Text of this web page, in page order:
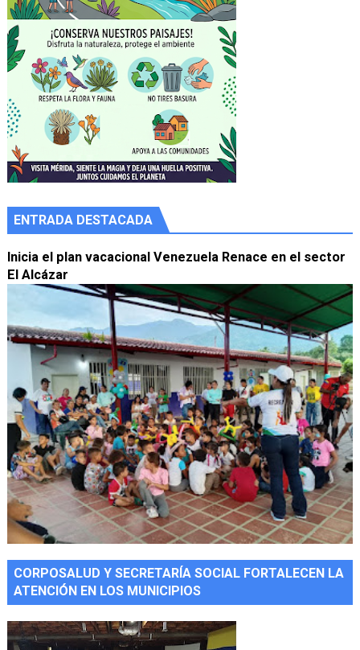
ENTRADA DESTACADA
Inicia el plan vacacional Venezuela Renace en el sector
El Alcázar
CORPOSALUD Y SECRETARÍA SOCIAL FORTALECEN LA
ATENCIÓN EN LOS MUNICIPIOS